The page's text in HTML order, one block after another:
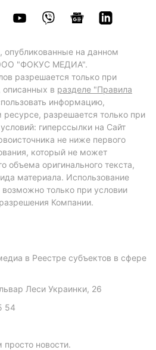
опубликованные на данном
"ФОКУС МЕДИА".
разрешается только при
описанных в разделе "Правила
информацию,
разрешается только при
гиперссылки на Сайт
не ниже первого
который не может
объема оригинального текста,
материала. Использование
только при условии
Компании.
в Реестре субъектов в сфере
Леси Украинки, 26
54
новости.